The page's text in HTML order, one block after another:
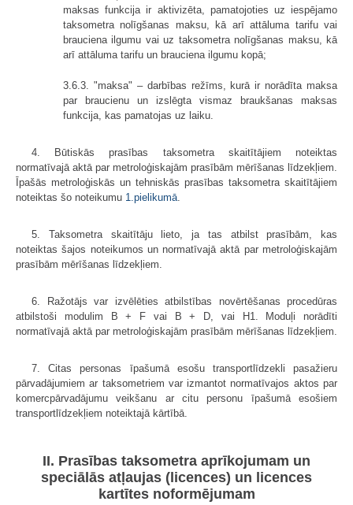
maksas funkcija ir aktivizēta, pamatojoties uz iespējamo
taksometra nolīgšanas maksu, kā arī attāluma tarifu vai
brauciena ilgumu vai uz taksometra nolīgšanas maksu, kā
arī attāluma tarifu un brauciena ilgumu kopā;
3.6.3. "maksa" – darbības režīms, kurā ir norādīta maksa
par braucienu un izslēgta vismaz braukšanas maksas
funkcija, kas pamatojas uz laiku.
4. Būtiskās prasības taksometra skaitītājiem noteiktas
normatīvajā aktā par metroloģiskajām prasībām mērīšanas līdzekļiem.
Īpašās metroloģiskās un tehniskās prasības taksometra skaitītājiem
noteiktas šo noteikumu 1.pielikumā
5. Taksometra skaitītāju lieto, ja tas atbilst prasībām, kas
noteiktas šajos noteikumos un normatīvajā aktā par metroloģiskajām
prasībām mērīšanas līdzekļiem.
6. Ražotājs var izvēlēties atbilstības novērtēšanas procedūras
atbilstoši modulim B + F vai B + D, vai H1. Moduļi norādīti
normatīvajā aktā par metroloģiskajām prasībām mērīšanas līdzekļiem.
7. Citas personas īpašumā esošu transportlīdzekli pasažieru
pārvadājumiem ar taksometriem var izmantot normatīvajos aktos par
komercpārvadājumu veikšanu ar citu personu īpašumā esošiem
transportlīdzekļiem noteiktajā kārtībā.
II. Prasības taksometra aprīkojumam un
speciālās atļaujas (licences) un licences
kartītes noformējumam